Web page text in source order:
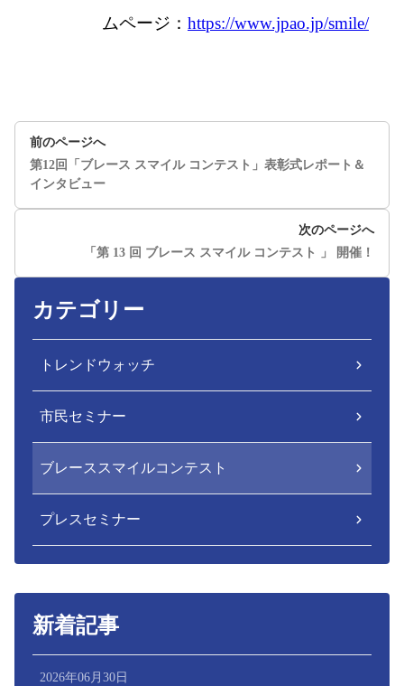
ムページ： https://www.jpao.jp/smile/
前のページへ
第12回「ブレース スマイル コンテスト」表彰式レポート＆
インタビュー
次のページへ
「第 13 回 ブレース スマイル コンテスト 」 開催！
カテゴリー
トレンドウォッチ
市民セミナー
ブレーススマイルコンテスト
プレスセミナー
新着記事
2026年06月30日